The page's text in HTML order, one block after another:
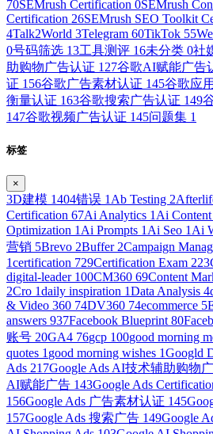
70SEMrush Certification 0SEMrush
Certification 26SEMrush SEO Toolkit
4Talk2World 3Telegram 60TikTok 55
0号码筛选 13工具测评 16未分类 0社
助购物广告认证 127谷歌AI赋能广告
证 156谷歌广告素材认证 145谷歌应
衡量认证 163谷歌搜索广告认证 149
147谷歌视频广告认证 145问题集 1
标签
×
3D建模 1404错误 1 Ab Testing 2
Certification 67Ai Analytics 1 Ai Content
Optimization 1 Ai Prompts 1 Ai Seo 1 Ai
营销 5Brevo 2Buffer 2Campaign
1certification 729Certification Exam 223
digital-leader 100CM360 69Content
2Cro 1daily inspiration 1Data Analysis 4
& Video 360 74DV360 74ecommerce 5
answers 937Facebook Blueprint 80
账号 20GA4 76gcp 100good morning
quotes 1 good morning wishes 1Googld
Ads 217Google Ads AI技术辅助购物
AI赋能广告 143Google Ads
156Google Ads 广告素材认证 145
157Google Ads 搜索广告 149Google